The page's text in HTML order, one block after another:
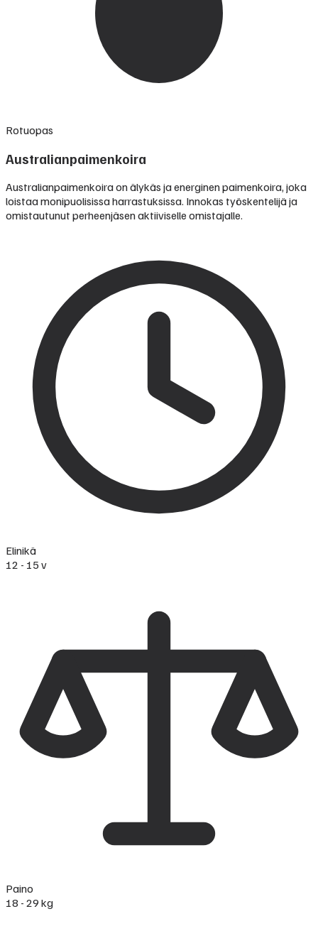
Rotuopas
Australianpaimenkoira
Australianpaimenkoira on älykäs ja energinen paimenkoira, joka
loistaa monipuolisissa harrastuksissa. Innokas työskentelijä ja
omistautunut perheenjäsen aktiiviselle omistajalle.
Elinikä
12 - 15 v
Paino
18 - 29 kg